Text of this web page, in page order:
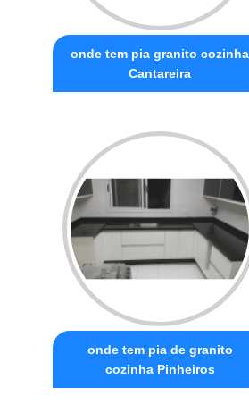
onde tem pia granito cozinha
Cantareira
onde tem pia de granito
cozinha Pinheiros